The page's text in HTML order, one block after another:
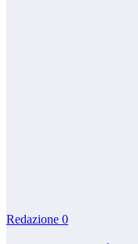
Redazione 0